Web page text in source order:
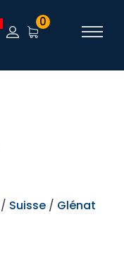
0
/ Suisse / Glénat